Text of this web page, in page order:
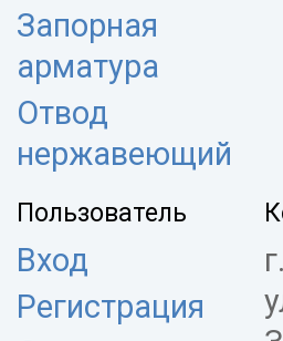
Запорная
арматура
Отвод
нержавеющий
Пользователь
Вход
Регистрация